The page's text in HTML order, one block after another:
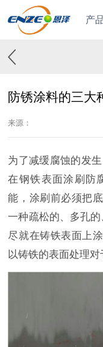
产
防锈涂料的三大
来源：
为了减缓腐蚀的发
在钢铁表面涂刷防
能，涂刷前必须把
一种疏松的、多孔
尽就在铸铁表面上
以铸铁的表面处理对